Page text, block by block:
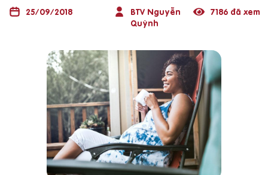
25/09/2018
BTV Nguyễn
Quỳnh
7186 đã xem